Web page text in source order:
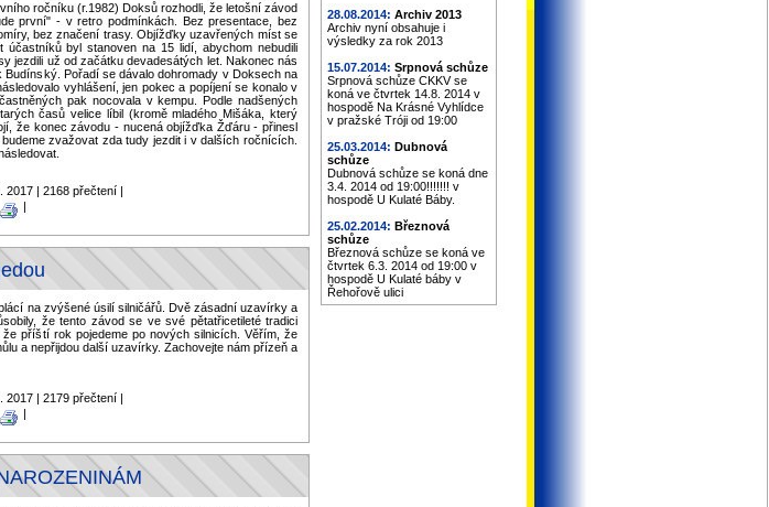
28.08.2014: Archiv 2013
Archiv nyní obsahuje i
výsledky za rok 2013
15.07.2014: Srpnová schůze
Srpnová schůze CKKV se
koná ve čtvrtek 14.8. 2014 v
hospodě Na Krásné Vyhlídce
v pražské Tróji od 19:00
25.03.2014: Dubnová
schůze
Dubnová schůze se koná dne
3.4. 2014 od 19:00!!!!!!! v
hospodě U Kulaté Báby.
25.02.2014: Březnová
schůze
Březnová schůze se koná ve
čtvrtek 6.3. 2014 od 19:00 v
hospodě U Kulaté báby v
Řehořově ulici
ročníku (r.1982) Doksů rozhodli, že letošní závod
první" - v retro podmínkách. Bez presentace, bez
bez značení trasy. Objížďky uzavřených míst se
byl stanoven na 15 lidí, abychom nebudili
jezdili už od začátku devadesátých let. Nakonec nás
Budínský. Pořadí se dávalo dohromady v Doksech na
vyhlášení, jen pokec a popíjení se konalo v
pak nocovala v kempu. Podle nadšených
časů velice líbil (kromě mladého Mišáka, který
že konec závodu - nucená objížďka Žďáru - přinesl
zvažovat zda tudy jezdit i v dalších ročnících.
2017 | 2168 přečtení |
|
na zvýšené úsilí silničářů. Dvě zásadní uzavírky a
že tento závod se ve své pětatřicetileté tradici
příští rok pojedeme po nových silnicích. Věřím, že
a nepřijdou další uzavírky. Zachovejte nám přízeň a
2017 | 2179 přečtení |
|